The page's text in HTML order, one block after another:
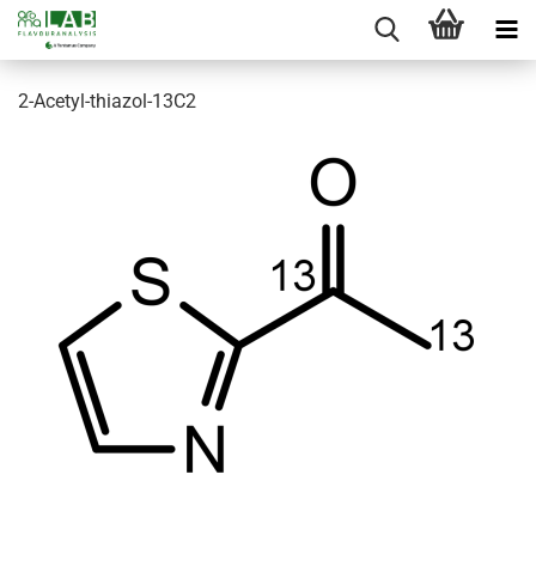
2-Acetyl-thiazol-13C2